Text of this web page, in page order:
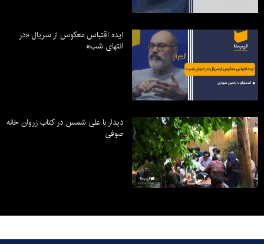
ایده اقتباس معکوس از سریال «در
انتهای شب»
دیدار با علی شمس در کتاب زروان خانه
صوفی